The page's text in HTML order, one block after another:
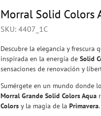
Morral Solid Colors
SKU: 4407_1C
Descubre la elegancia y frescura
inspirada en la energía de Solid
sensaciones de renovación y
Sumérgete en un mundo donde
Morral Grande Solid Colors Aqua
Colors y la magia de la Primavera.